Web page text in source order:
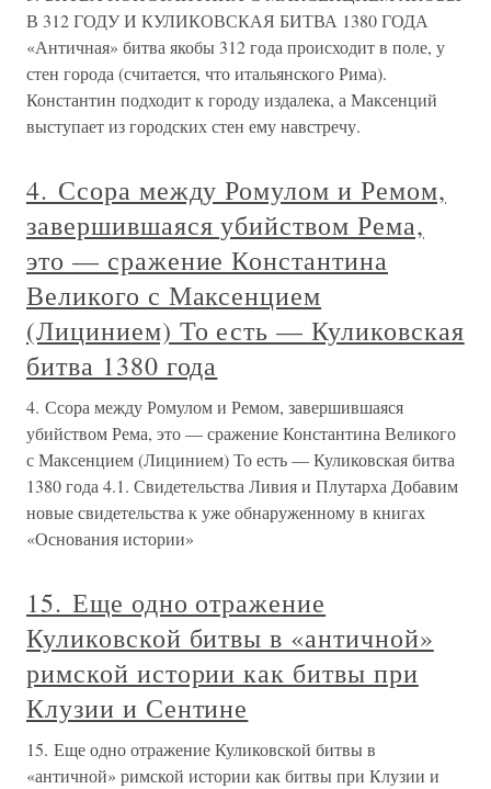
В 312 ГОДУ И КУЛИКОВСКАЯ БИТВА 1380 ГОДА
«Античная» битва якобы 312 года происходит в поле, у
стен города (считается, что итальянского Рима).
Константин подходит к городу издалека, а Максенций
выступает из городских стен ему навстречу.
4. Ссора между Ромулом и Ремом,
завершившаяся убийством Рема,
это — сражение Константина
Великого с Максенцием
(Лицинием) То есть — Куликовская
битва 1380 года
4. Ссора между Ромулом и Ремом, завершившаяся
убийством Рема, это — сражение Константина Великого
с Максенцием (Лицинием) То есть — Куликовская битва
1380 года 4.1. Свидетельства Ливия и Плутарха Добавим
новые свидетельства к уже обнаруженному в книгах
«Основания истории»
15. Еще одно отражение
Куликовской битвы в «античной»
римской истории как битвы при
Клузии и Сентине
15. Еще одно отражение Куликовской битвы в
«античной» римской истории как битвы при Клузии и